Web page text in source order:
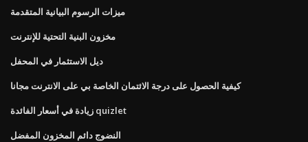
ميزات الرسوم البيانية المتقدمة
مخزون البنية التحتية للإنترنت
ديل الاستثمار في المحفل
كيفية الحصول على درجة الائتمان الخاصة بي على الانترنت مجانا
زيادة في أسعار الفائدة quizlet
النضوج دائم المخزون المفضل